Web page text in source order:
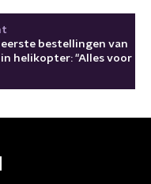
bestellingen van
helikopter: "Alles voor